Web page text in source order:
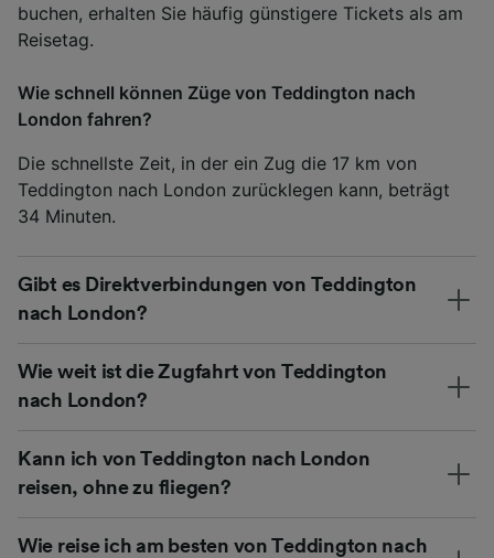
buchen, erhalten Sie häufig günstigere Tickets als am
Reisetag.
Wie schnell können Züge von Teddington nach
London fahren?
Die schnellste Zeit, in der ein Zug die 17 km von
Teddington nach London zurücklegen kann, beträgt
34 Minuten.
Gibt es Direktverbindungen von Teddington
nach London?
Wie weit ist die Zugfahrt von Teddington
nach London?
Kann ich von Teddington nach London
reisen, ohne zu fliegen?
Wie reise ich am besten von Teddington nach